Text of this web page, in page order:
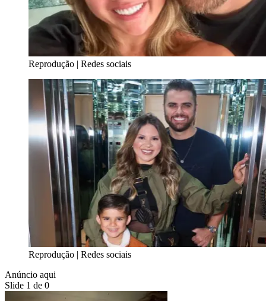
Reprodução | Redes sociais
Reprodução | Redes sociais
Anúncio aqui
Slide 1 de 0